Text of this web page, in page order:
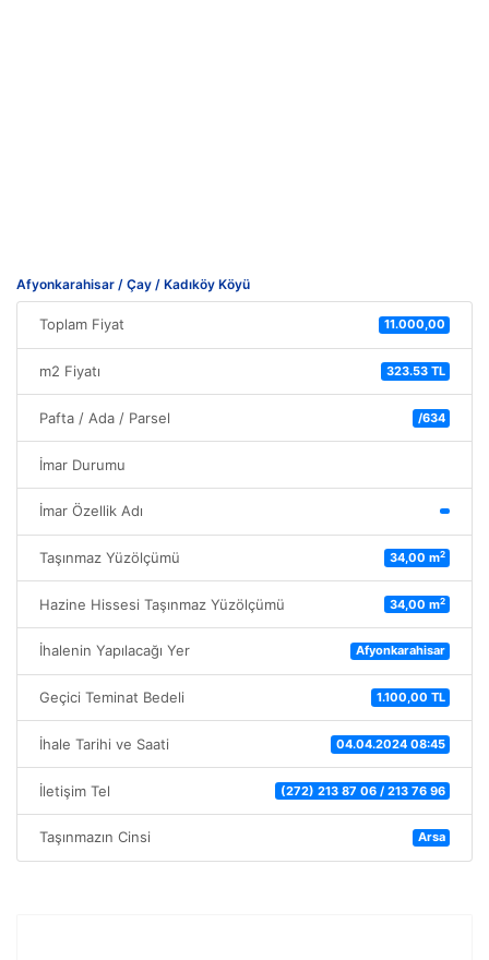
Afyonkarahisar / Çay / Kadıköy Köyü
Toplam Fiyat 11.000,00
m2 Fiyatı 323.53 TL
Pafta / Ada / Parsel /634
İmar Durumu
İmar Özellik Adı
Taşınmaz Yüzölçümü 34,00 m2
Hazine Hissesi Taşınmaz Yüzölçümü 34,00 m2
İhalenin Yapılacağı Yer Afyonkarahisar
Geçici Teminat Bedeli 1.100,00 TL
İhale Tarihi ve Saati 04.04.2024 08:45
İletişim Tel (272) 213 87 06 / 213 76 96
Taşınmazın Cinsi Arsa